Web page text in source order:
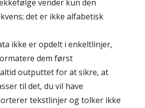
vender kun den
det er ikke alfabetisk
ikke er opdelt i enkeltlinjer,
dem først
outputtet for at sikre, at
til det, du vil have
tekstlinjer og tolker ikke